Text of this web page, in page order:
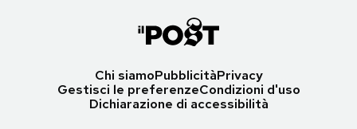
Chi siamoPubblicitàPrivacy
Gestisci le preferenzeCondizioni d'uso
Dichiarazione di accessibilità